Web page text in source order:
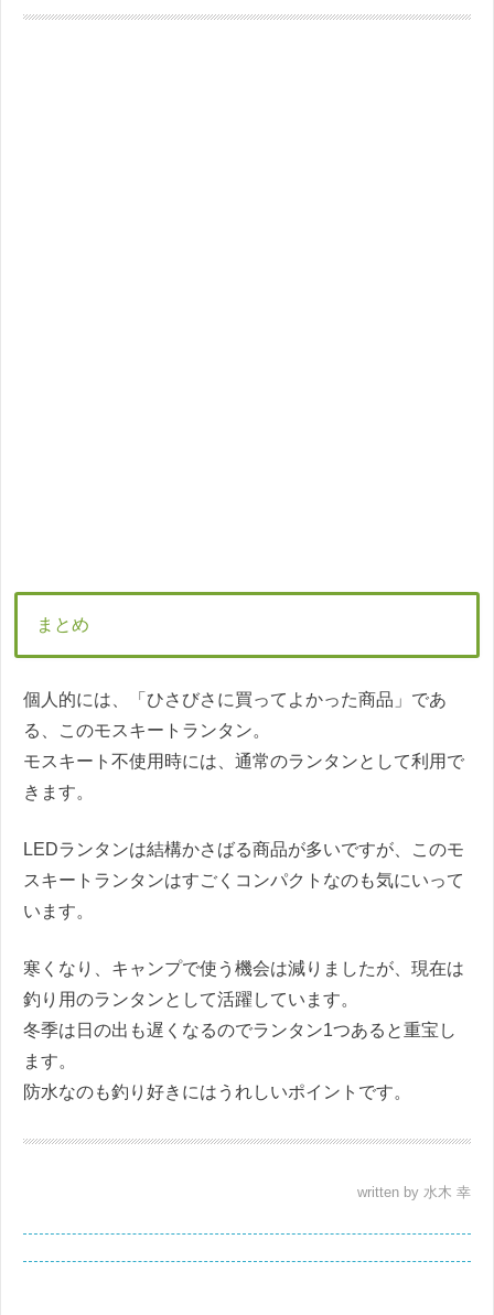
まとめ
個人的には、「ひさびさに買ってよかった商品」であ
る、このモスキートランタン。
モスキート不使用時には、通常のランタンとして利用で
きます。
LEDランタンは結構かさばる商品が多いですが、このモ
スキートランタンはすごくコンパクトなのも気にいって
います。
寒くなり、キャンプで使う機会は減りましたが、現在は
釣り用のランタンとして活躍しています。
冬季は日の出も遅くなるのでランタン1つあると重宝し
ます。
防水なのも釣り好きにはうれしいポイントです。
written by 水木 幸